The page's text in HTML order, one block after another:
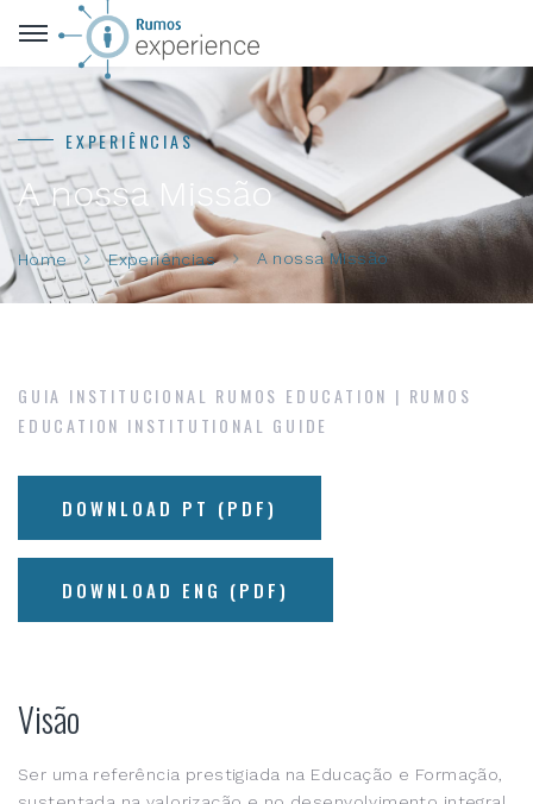
EXPERIÊNCIAS
A nossa Missão
Home Experiências A nossa Missão
GUIA INSTITUCIONAL RUMOS EDUCATION | RUMOS
EDUCATION INSTITUTIONAL GUIDE
DOWNLOAD PT (PDF)
DOWNLOAD ENG (PDF)
Visão
Ser uma referência prestigiada na Educação e Formação,